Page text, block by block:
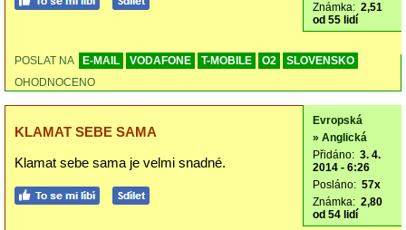
Známka: 2,51
od 55 lidí
POSLAT NA E-MAIL VODAFONE T-MOBILE O2
SLOVENSKO
OHODNOCENO
KLAMAT SEBE SAMA
Klamat sebe sama je velmi snadné.
Evropská
» Anglická
Přidáno: 3. 4.
2014 - 6:26
Posláno: 57x
Známka: 2,80
od 54 lidí